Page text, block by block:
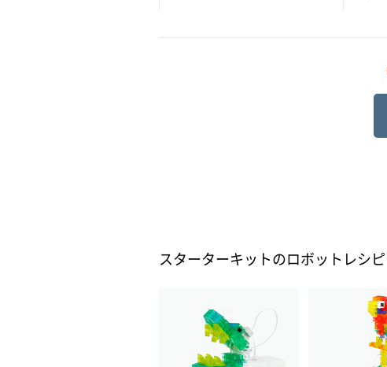
スターターキットのロボットレシピ